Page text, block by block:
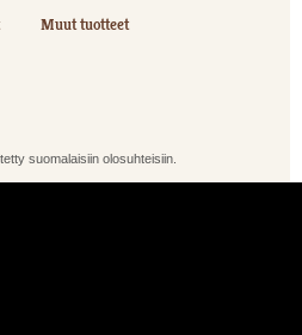
Muut tuotteet
suomalaisiin olosuhteisiin.